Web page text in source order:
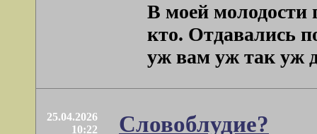
В моей молодости
кто. Отдавались
уж вам уж так уж
25.04.2026
10:22
Словоблудие?